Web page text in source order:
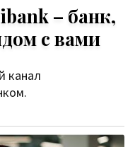
– банк,
с вами
канал